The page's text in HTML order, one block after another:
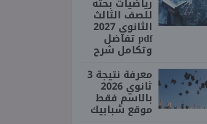
للصف الثالث
الثانوي 2027
pdf تفاضل
وتكامل شرح
معرفة نتيجة 3
ثانوي 2026
بالاسم فقط
موقع شبابيك